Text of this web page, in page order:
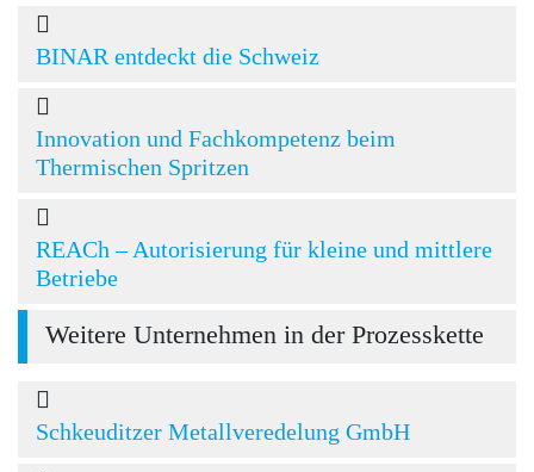
BINAR entdeckt die Schweiz
Innovation und Fachkompetenz beim
Thermischen Spritzen
REACh – Autorisierung für kleine und mittlere
Betriebe
Weitere Unternehmen in der Prozesskette
Schkeuditzer Metallveredelung GmbH